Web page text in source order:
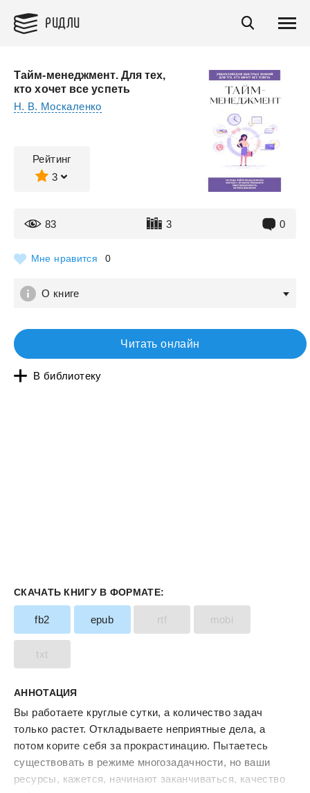
РИДЛИ
Тайм-менеджмент. Для тех,
кто хочет все успеть
Н. В. Москаленко
Рейтинг
3
83 3 0
Мне нравится 0
О книге
Читать онлайн
В библиотеку
СКАЧАТЬ КНИГУ В ФОРМАТЕ:
fb2 epub rtf mobi
txt
АННОТАЦИЯ
Вы работаете круглые сутки, а количество задач
только растет. Откладываете неприятные дела, а
потом корите себя за прокрастинацию. Пытаетесь
существовать в режиме многозадачности, но ваши
ресурсы, кажется, начинают заканчиваться, качество